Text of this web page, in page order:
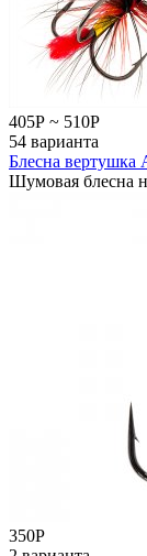
405Р ~ 510Р
54 варианта
Блесна вертушка
Шумовая блесна
350Р